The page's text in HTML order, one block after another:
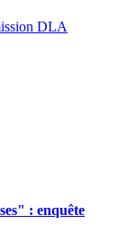
DLA
: enquête